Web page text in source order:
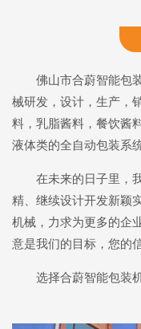
佛山市合蔚智能包
械研发，设计，生产，
料，乳脂酱料，餐饮酱
液体类的全自动包装系统
在未来的日子里，
精、继续设计开发新颖
机械，力求为更多的企
意是我们的目标，您的
选择合蔚智能包装